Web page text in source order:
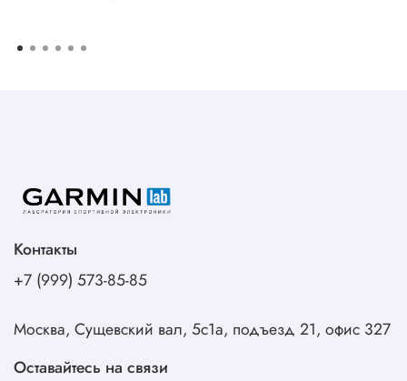
Контакты
+7 (999) 573-85-85
Москва, Сущевский вал, 5с1а, подъезд 21, офис 327
Оставайтесь на связи